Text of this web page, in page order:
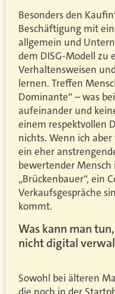
Besonders den
Beschäftigung mit
allgemein und
dem DISG-Modell zu
Verhaltensweisen
lernen. Treffen
Dominante“ – was
aufeinander und
einem respektvollen
nichts. Wenn ich
ein eher
bewertender Mensch
„Brückenbauer“, ein
Verkaufsgespräche
kommt.
Was kann man
nicht digital
Sowohl bei älteren